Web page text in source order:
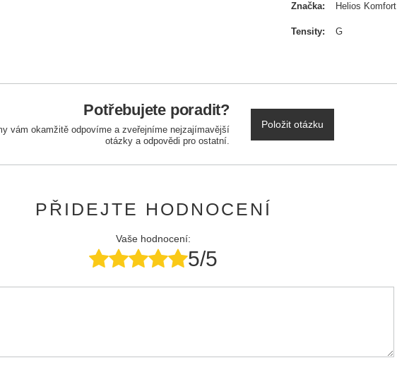
Značka Helios Komfort
Tensity G
Potřebujete poradit?
vám okamžitě odpovíme a zveřejníme nejzajímavější
otázky a odpovědi pro ostatní.
Položit otázku
PŘIDEJTE HODNOCENÍ
Vaše hodnocení:
5/5